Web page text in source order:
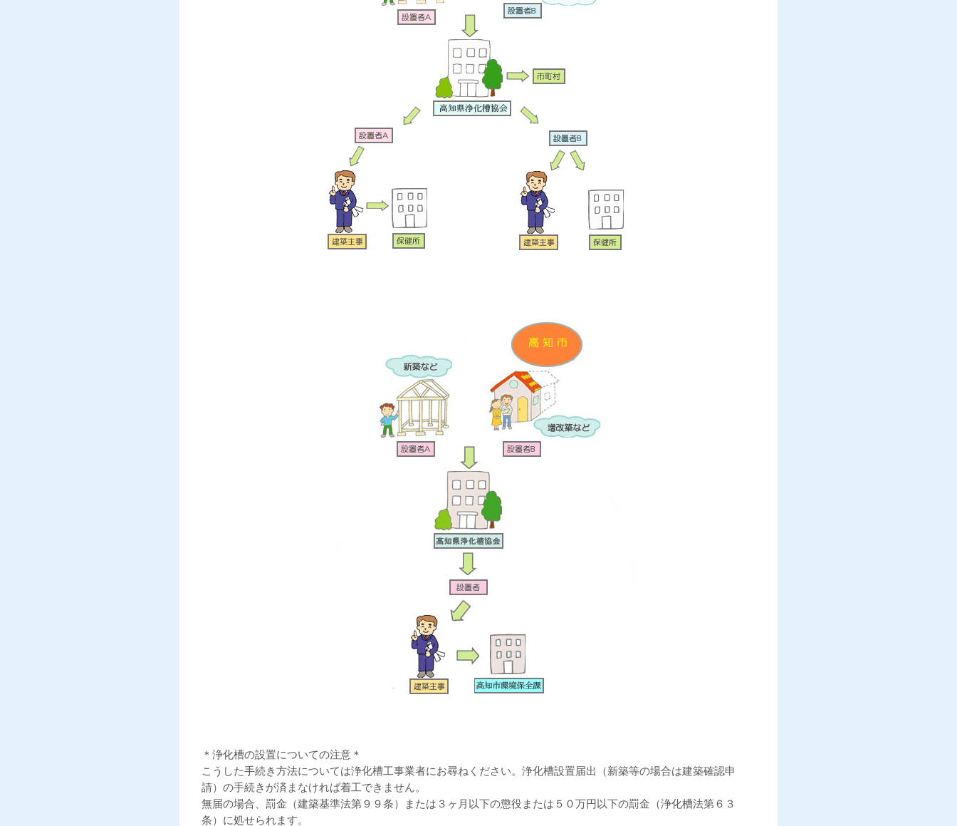
＊浄化槽の設置についての注意＊
こうした手続き方法については浄化槽工事業者にお尋ねください。浄化槽設置届出（新築等の場合は建築確認申
請）の手続きが済まなければ着工できません。
無届の場合、罰金（建築基準法第９９条）または３ヶ月以下の懲役または５０万円以下の罰金（浄化槽法第６３
条）に処せられます。